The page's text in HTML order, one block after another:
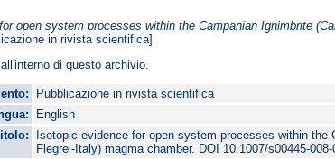
open system processes within the Campanian Ignimbrite
in rivista scientifica]
di questo archivio.
Pubblicazione in rivista scientifica
English
Isotopic evidence for open system processes within the
Flegrei-Italy) magma chamber. DOI 10.1007/s00445-008-